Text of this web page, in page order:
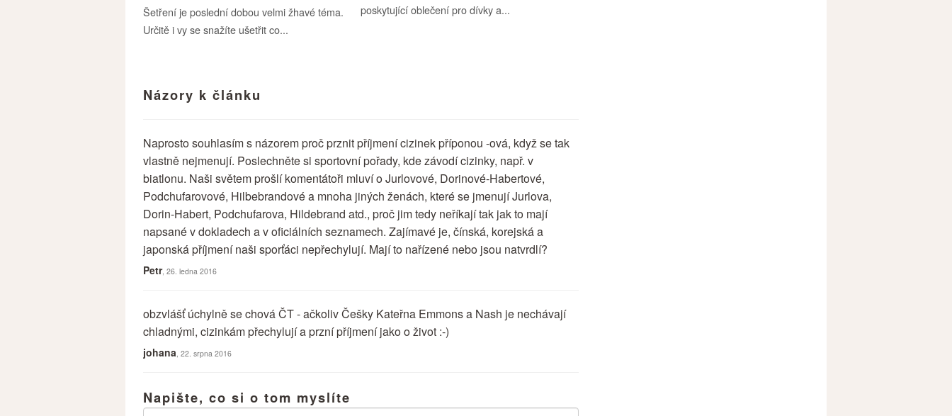
Šetření je poslední dobou velmi žhavé téma.
Určitě i vy se snažíte ušetřit co...
poskytující oblečení pro dívky a...
Názory k článku
Naprosto souhlasím s názorem proč prznit příjmení cizinek příponou -ová, když se tak
vlastně nejmenují. Poslechněte si sportovní pořady, kde závodí cizinky, např. v
biatlonu. Naši světem prošlí komentátoři mluví o Jurlovové, Dorinové-Habertové,
Podchufarovové, Hilbebrandové a mnoha jiných ženách, které se jmenují Jurlova,
Dorin-Habert, Podchufarova, Hildebrand atd., proč jim tedy neříkají tak jak to mají
napsané v dokladech a v oficiálních seznamech. Zajímavé je, čínská, korejská a
japonská příjmení naši sporťáci nepřechylují. Mají to nařízené nebo jsou natvrdlí?
Petr, 26. ledna 2016
obzvlášť úchylně se chová ČT - ačkoliv Češky Kateřna Emmons a Nash je nechávají
chladnými, cizinkám přechylují a przní příjmení jako o život :-)
johana, 22. srpna 2016
Napište, co si o tom myslíte